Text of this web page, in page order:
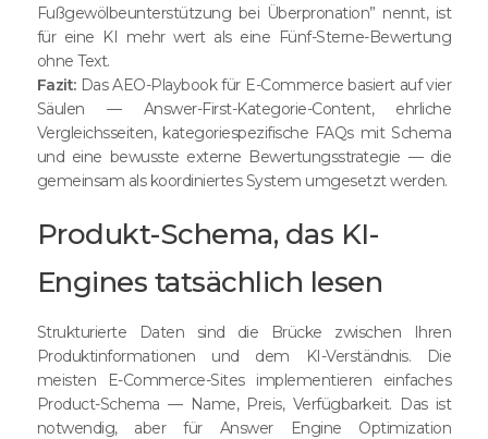
Fußgewölbeunterstützung bei Überpronation” nennt, ist
für eine KI mehr wert als eine Fünf-Sterne-Bewertung
ohne Text.
Fazit:Das AEO-Playbook für E-Commerce basiert auf vier
Säulen — Answer-First-Kategorie-Content, ehrliche
Vergleichsseiten, kategoriespezifische FAQs mit Schema
und eine bewusste externe Bewertungsstrategie — die
gemeinsam als koordiniertes System umgesetzt werden.
Produkt-Schema, das KI-
Engines tatsächlich lesen
Strukturierte Daten sind die Brücke zwischen Ihren
Produktinformationen und dem KI-Verständnis. Die
meisten E-Commerce-Sites implementieren einfaches
Product-Schema — Name, Preis, Verfügbarkeit. Das ist
notwendig, aber für Answer Engine Optimization